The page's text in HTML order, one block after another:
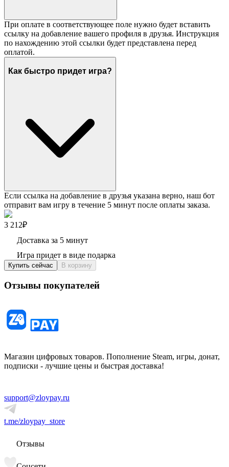
При оплате в соответствующее поле нужно будет вставить
ссылку на добавление вашего профиля в друзья. Инструкция
по нахождению этой ссылки будет представлена перед
оплатой.
Как быстро придет игра?
Если ссылка на добавление в друзья указана верно, наш бот
отправит вам игру в течение 5 минут после оплаты заказа.
3 212₽
Доставка за 5 минут
Игра придет в виде подарка
Купить сейчас В корзину
Отзывы покупателей
Магазин цифровых товаров. Пополнение Steam, игры, донат,
подписки - лучшие цены и быстрая доставка!
support@zloypay.ru
t.me/zloypay_store
Отзывы